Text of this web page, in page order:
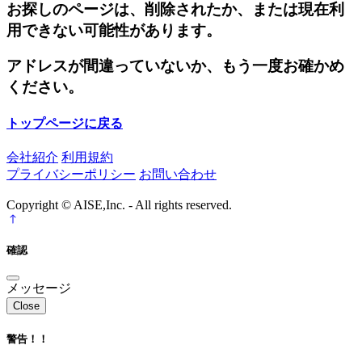
お探しのページは、削除されたか、または現在利
用できない可能性があります。
アドレスが間違っていないか、もう一度お確かめ
ください。
トップページに戻る
会社紹介 利用規約
プライバシーポリシー お問い合わせ
Copyright © AISE,Inc. - All rights reserved.
確認
メッセージ
Close
警告！！